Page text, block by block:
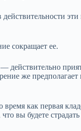
сокращает ее.
действительно
же предполагает
как первая
вы будете